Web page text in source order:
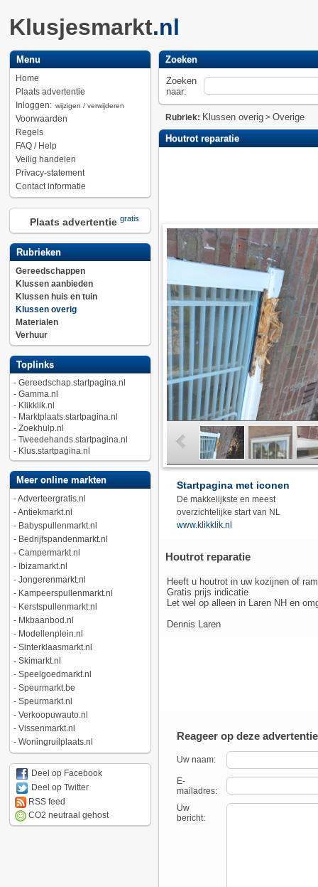
Klusjesmarkt.nl
Menu
Home
Plaats advertentie
Inloggen: wijzigen / verwijderen
Voorwaarden
Regels
FAQ / Help
Veilig handelen
Privacy-statement
Contact informatie
Plaats advertentie gratis
Rubrieken
Gereedschappen
Klussen aanbieden
Klussen huis en tuin
Klussen overig
Materialen
Verhuur
Toplinks
- Gereedschap.startpagina.nl
- Gamma.nl
- Klikklik.nl
- Marktplaats.startpagina.nl
- Zoekhulp.nl
- Tweedehands.startpagina.nl
- Klus.startpagina.nl
Meer online markten
-Adverteergratis.nl
-Antiekmarkt.nl
- Babyspullenmarkt.nl
- Bedrijfspandenmarkt.nl
- Campermarkt.nl
- Ibizamarkt.nl
- Jongerenmarkt.nl
- Kampeerspullenmarkt.nl
- Kerstspullenmarkt.nl
- Mkbaanbod.nl
- Modellenplein.nl
- Sinterklaasmarkt.nl
- Skimarkt.nl
- Speelgoedmarkt.nl
- Speurmarkt.be
- Speurmarkt.nl
- Verkoopuwauto.nl
- Vissenmarkt.nl
- Woningruilplaats.nl
Deel op Facebook
Deel op Twitter
RSS feed
CO2 neutraal gehost
Zoeken
Zoeken
naar:
Rubriek: Klussen overig> Overige
Houtrot reparatie
Startpagina met iconen
De makkelijkste en meest
overzichtelijke start van NL
www.klikklik.nl
Houtrot reparatie
Heeft u houtrot in uw kozijnen of
Gratis prijs indicatie
Let wel op alleen in Laren NH en
Dennis Laren
Reageer op deze advertentie
Uw naam:
E-
mailadres:
Uw
bericht: